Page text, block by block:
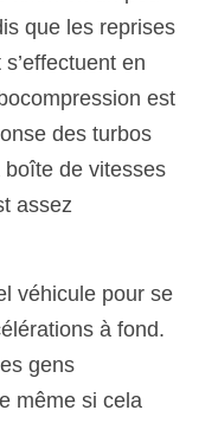
que les reprises
en
est
des turbos
de vitesses
assez
véhicule pour se
à fond.
gens
même si cela